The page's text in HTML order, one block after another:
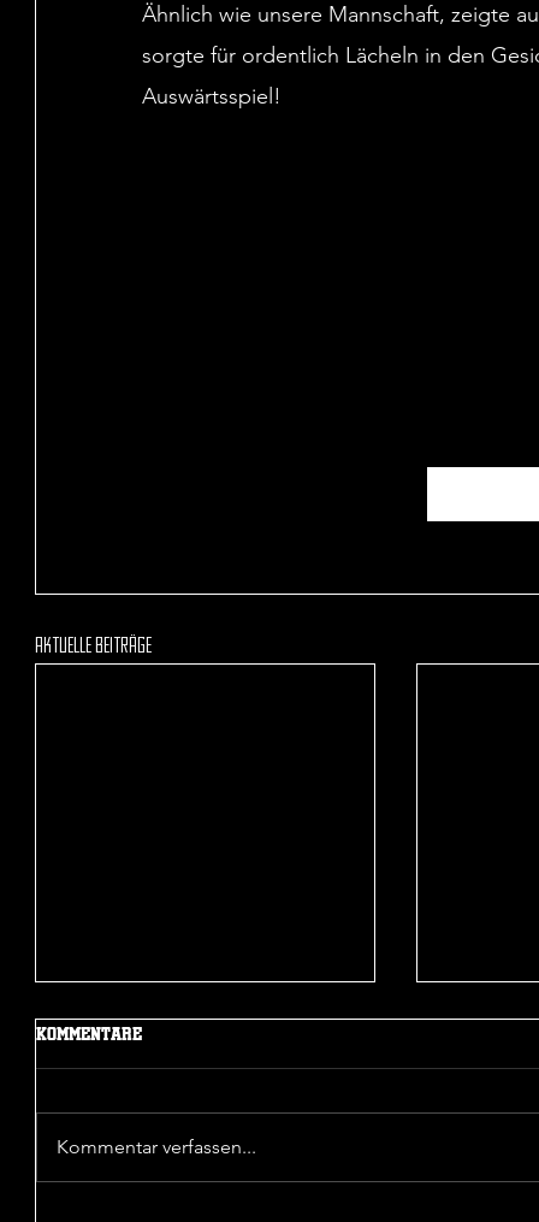
Ähnlich wie unsere Mannschaft, zeigte
sorgte für ordentlich Lächeln in den
Auswärtsspiel!
Aktuelle Beiträge
Sieg in der 1. Pokalrunde
Kommentare
Kommentar verfassen...